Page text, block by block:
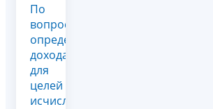
По
вопросу
определения
дохода
для
целей
исчисления